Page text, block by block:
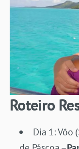
Roteiro
Dia 1: Vôo